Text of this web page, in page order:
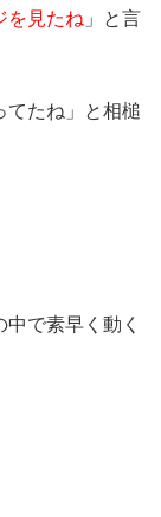
を見たね 」と言
てたね」と相槌
で素早く動く